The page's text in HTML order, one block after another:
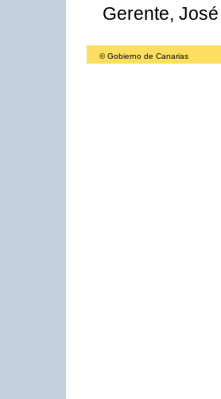
Gerente,
© Gobierno de Canarias